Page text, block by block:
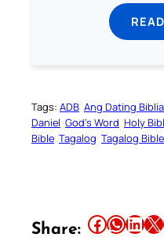
Tags: ADB Ang Dating Biblia
Daniel God’s Word Holy
Bible Tagalog Tagalog Bible
Share: Share this article on Facebook Share this article on WhatsApp Share this article on LinkedIn Share this article on X